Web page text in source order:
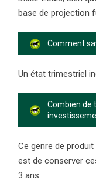
base de projection
Comment
Un état trimestriel
Combien de
Ce genre de
est de conserver
3 ans.